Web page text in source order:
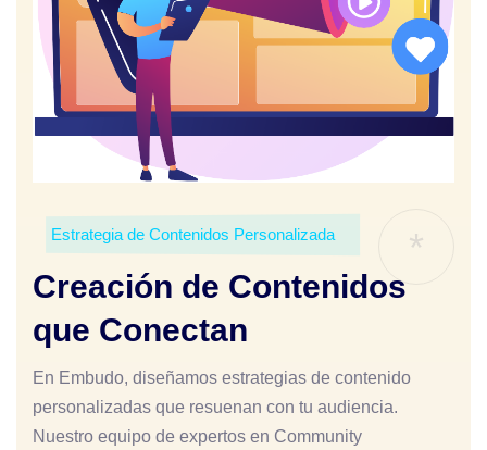
*
Estrategia de Contenidos Personalizada
Creación de Contenidos
que Conectan
En Embudo, diseñamos estrategias de contenido
personalizadas que resuenan con tu audiencia.
Nuestro equipo de expertos en Community